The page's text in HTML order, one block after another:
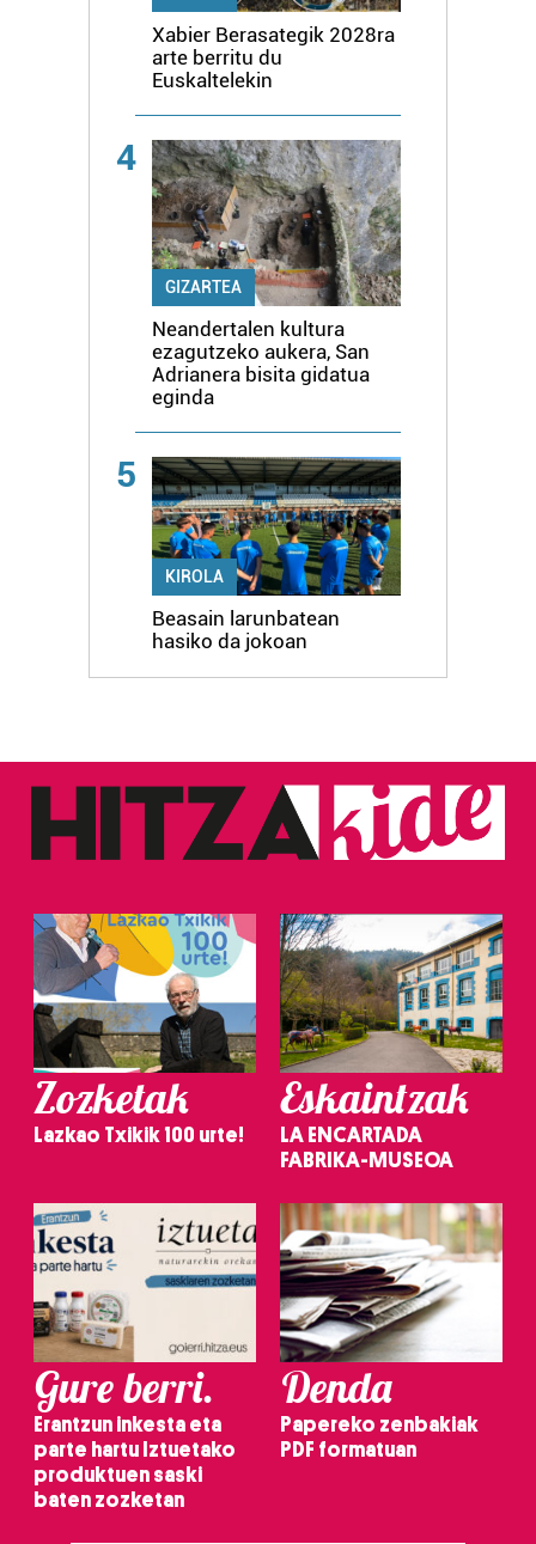
Xabier Berasategik 2028ra
arte berritu du
Euskaltelekin
4
GIZARTEA
Neandertalen kultura
ezagutzeko aukera, San
Adrianera bisita gidatua
eginda
5
KIROLA
Beasain larunbatean
hasiko da jokoan
Zozketak
Lazkao Txikik 100 urte!
Eskaintzak
LA ENCARTADA
FABRIKA-MUSEOA
Gure berri.
Erantzun inkesta eta
parte hartu Iztuetako
produktuen saski
baten zozketan
Denda
Papereko zenbakiak
PDF formatuan